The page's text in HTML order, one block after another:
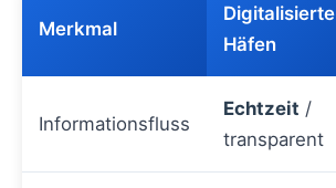
Merkmal
Digitalisierte
Häfen
Informationsfluss
Echtzeit /
transparent